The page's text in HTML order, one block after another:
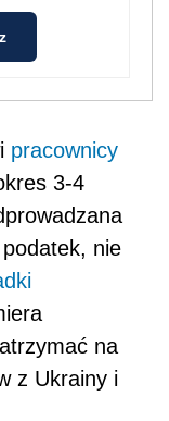
pracownicy
3-4
nie
na
z Ukrainy i